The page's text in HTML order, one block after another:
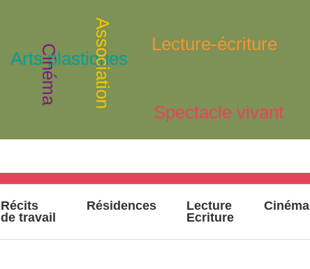
Spectacle vivant
Lecture-écriture
Arts plastiques
Cinéma Association
Récits
de travail
Résidences
Lecture
Ecriture
Cinéma